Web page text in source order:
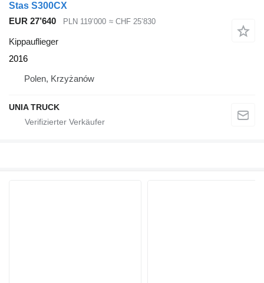
Stas S300CX
EUR 27’640
PLN 119’000 ≈ CHF 25’830
Kippauflieger
2016
Polen, Krzyżanów
UNIA TRUCK